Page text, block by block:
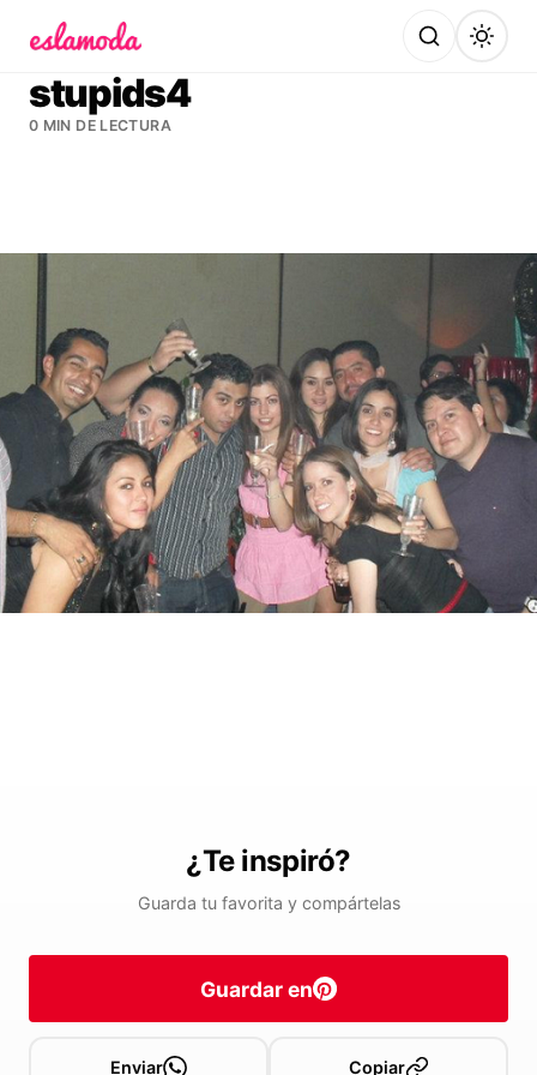
stupids4
0 MIN DE LECTURA
¿Te inspiró?
Guarda tu favorita y compártelas
Guardar en
Enviar Copiar